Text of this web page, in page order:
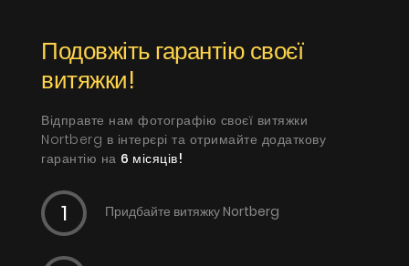
Подовжіть гарантію своєї
витяжки!
Відправте нам фотографію своєї витяжки
Nortberg в інтерєрі та отримайте додаткову
гарантію на 6 місяців!
Придбайте витяжку Nortberg